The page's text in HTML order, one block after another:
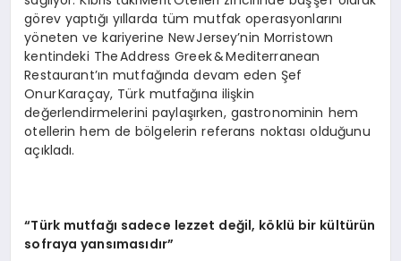
görev yaptığı yıllarda tüm mutfak operasyonlarını
yöneten ve kariyerine New Jersey’nin Morristown
kentindeki The Address Greek & Mediterranean
Restaurant’ın mutfağında devam eden Şef
Onur Karaçay, Türk mutfağına ilişkin
değerlendirmelerini paylaşırken, gastronominin hem
otellerin hem de bölgelerin referans noktası olduğunu
açıkladı.
“Türk mutfağı sadece lezzet değil, köklü bir kültürün
sofraya yansımasıdır”